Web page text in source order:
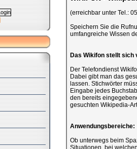
(erreichbar unter Tel.:
Speichern Sie die
umfangreiche Wissen
Das Wikifon stellt sich
Der Telefondienst
Dabei gibt man das
lassen. Stichwörter
Eingabe jedes
den bereits
gesuchten Wikipedia-
Anwendungsbereiche:
Ob unterwegs beim
Situationen, bei